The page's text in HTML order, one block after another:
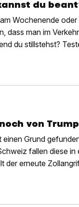
du
Wochenende
dass man im
du stillstehst?
von
Grund
fallen diese in
der erneute